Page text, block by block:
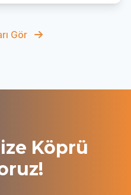
Gör
Köprü